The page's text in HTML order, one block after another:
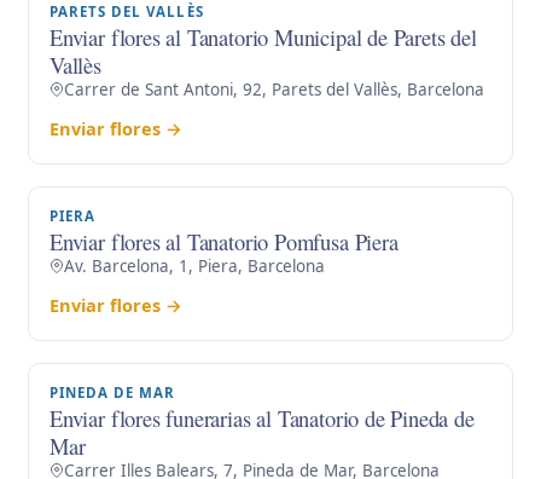
PARETS DEL VALLÈS
Enviar flores al Tanatorio Municipal de Parets del
Vallès
Carrer de Sant Antoni, 92, Parets del Vallès, Barcelona
Enviar flores →
PIERA
Enviar flores al Tanatorio Pomfusa Piera
Av. Barcelona, 1, Piera, Barcelona
Enviar flores →
PINEDA DE MAR
Enviar flores funerarias al Tanatorio de Pineda de
Mar
Carrer Illes Balears, 7, Pineda de Mar, Barcelona